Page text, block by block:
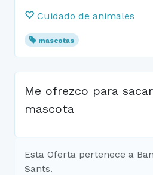
Cuidado de animales
mascotas
Me ofrezco para
mascota
Esta Oferta pertenece a
Sants.